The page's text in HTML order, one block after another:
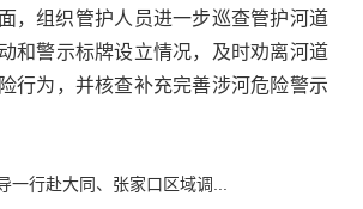
，组织管护人员进一步巡查管护河道
和警示标牌设立情况，及时劝离河道
行为，并核查补充完善涉河危险警示
一行赴大同、张家口区域调...